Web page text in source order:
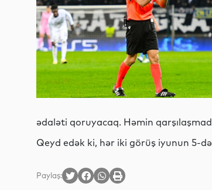
ədaləti qoruyacaq. Həmin
Qeyd edək ki, hər iki görüş iyunun 5-
Paylaş: